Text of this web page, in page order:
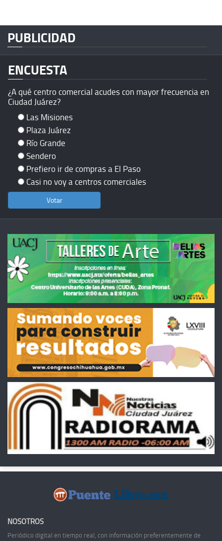
PUBLICIDAD
ENCUESTA
¿A qué centro comercial acudes con mayor frecuencia en
Ciudad Juárez?
Las Misiones
Plaza Juárez
Río Grande
Sendero
Prefiero ir de compras a El Paso
Casi no voy a centros comerciales
NOSOTROS
Periódico digital en tiempo real, con información preferentemente de